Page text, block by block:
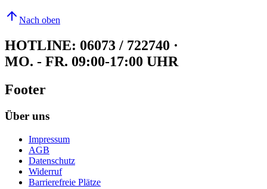
Nach oben
HOTLINE: 06073 / 722740 ·
MO. - FR. 09:00-17:00 UHR
Footer
Über uns
Impressum
AGB
Datenschutz
Widerruf
Barrierefreie Plätze